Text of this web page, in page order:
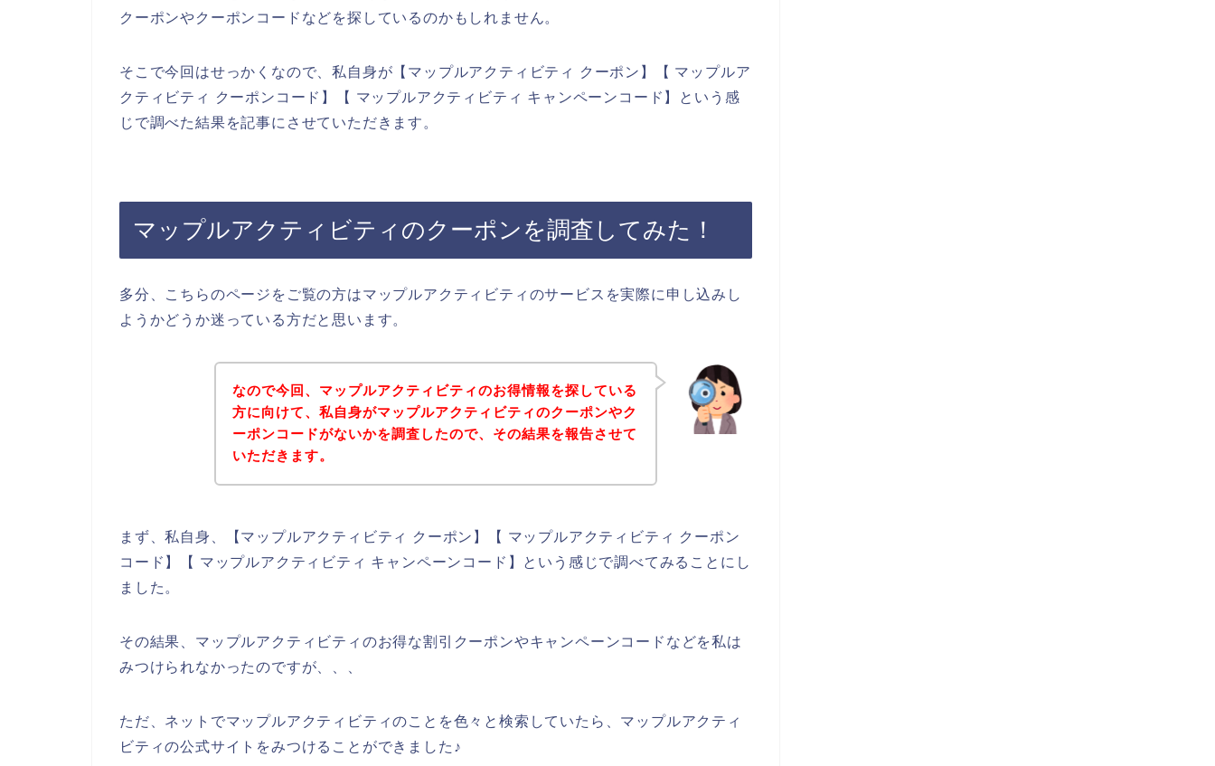
クーポンやクーポンコードなどを探しているのかもしれません。
そこで今回はせっかくなので、私自身が【マップルアクティビティ クーポン】【 マップルア
クティビティ クーポンコード】【 マップルアクティビティ キャンペーンコード】という感
じで調べた結果を記事にさせていただきます。
マップルアクティビティのクーポンを調査してみた！
多分、こちらのページをご覧の方はマップルアクティビティのサービスを実際に申し込みし
ようかどうか迷っている方だと思います。
なので今回、マップルアクティビティのお得情報を探している
方に向けて、私自身がマップルアクティビティのクーポンやク
ーポンコードがないかを調査したので、その結果を報告させて
いただきます。
まず、私自身、【マップルアクティビティ クーポン】【 マップルアクティビティ クーポン
コード】【 マップルアクティビティ キャンペーンコード】という感じで調べてみることにし
ました。
その結果、マップルアクティビティのお得な割引クーポンやキャンペーンコードなどを私は
みつけられなかったのですが、、、
ただ、ネットでマップルアクティビティのことを色々と検索していたら、マップルアクティ
ビティの公式サイトをみつけることができました♪